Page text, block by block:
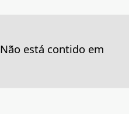
Não está contido em